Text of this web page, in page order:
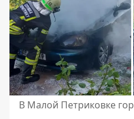
В Малой Петриковке